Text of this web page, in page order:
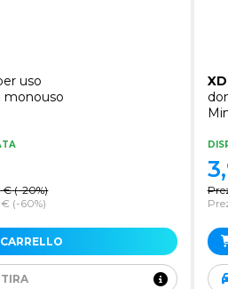
uso
monouso
€ (-20%)
€ (-60%)